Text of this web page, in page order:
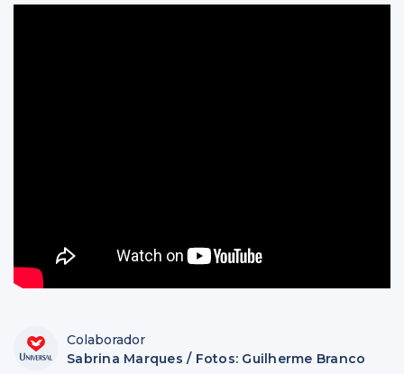
Colaborador
Sabrina Marques / Fotos: Guilherme Branco